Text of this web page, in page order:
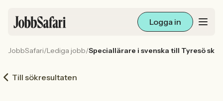
Logga in
Arbetsliv och karriär
JobbSafari/Lediga jobb/Speciallärare i svenska till Tyresö
Till sökresultaten